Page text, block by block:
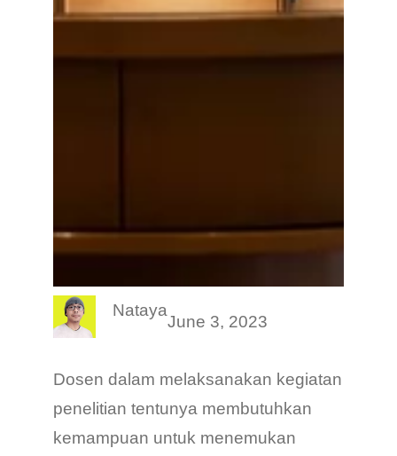
Nataya
June 3, 2023
Dosen dalam melaksanakan kegiatan
penelitian tentunya membutuhkan
kemampuan untuk menemukan